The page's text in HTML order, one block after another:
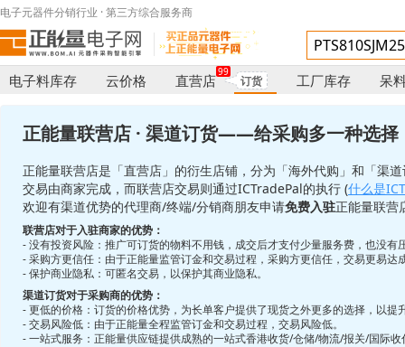
电子元器件分销行业 · 第三方综合服务商
电子料库存 云价格 直营店
99
订货 工厂库存 呆
正能量联营店 · 渠道订货——给采购多一种选择
正能量联营店是「直营店」的衍生店铺，分为「海外代购」和「渠
交易由商家完成，而联营店交易则通过ICTradePal的执行 (什么是
欢迎有渠道优势的代理商/终端/分销商朋友申请免费入驻正能量联营
联营店对于入驻商家的优势：
- 没有投资风险：推广可订货的物料不用钱，成交后才支付少量服务费，也没有
- 采购方更信任：由于正能量监管订金和交易过程，采购方更信任，交易更易达
- 保护商业隐私：可匿名交易，以保护其商业隐私。
渠道订货对于采购商的优势：
- 更低的价格：订货的价格优势，为长单客户提供了现货之外更多的选择，以提
- 交易风险低：由于正能量全程监管订金和交易过程，交易风险低。
- 一站式服务：正能量供应链提供成熟的一站式香港收货/仓储/物流/报关/国际